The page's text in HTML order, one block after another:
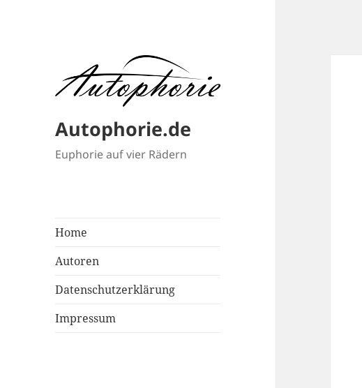
Autophorie.de
Euphorie auf vier Rädern
Home
Autoren
Datenschutzerklärung
Impressum